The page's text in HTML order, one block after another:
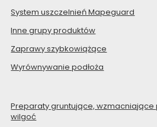
System uszczelnień Mapeguard
Inne grupy produktów
Zaprawy szybkowiążące
Wyrównywanie podłoża
Preparaty gruntujące, wzmacniające
wilgoć